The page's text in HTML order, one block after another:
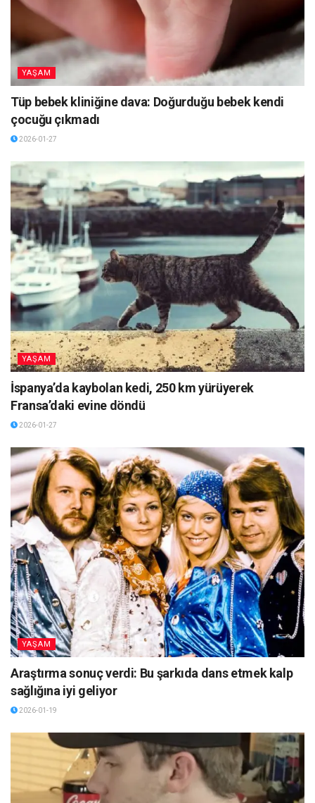
YAŞAM
Tüp bebek kliniğine dava: Doğurduğu bebek kendi
çocuğu çıkmadı
2026-01-27
YAŞAM
İspanya’da kaybolan kedi, 250 km yürüyerek
Fransa’daki evine döndü
2026-01-27
YAŞAM
Araştırma sonuç verdi: Bu şarkıda dans etmek kalp
sağlığına iyi geliyor
2026-01-19